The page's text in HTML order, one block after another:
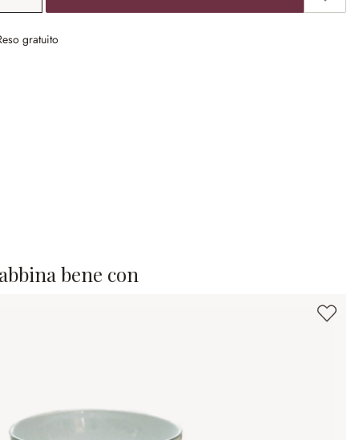
gratuito
bene con